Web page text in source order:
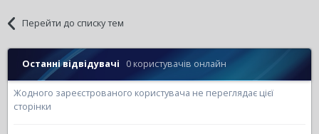
Перейти до списку тем
Останні відвідувачі 0 користувачів онлайн
Жодного зареєстрованого користувача не переглядає цієї
сторінки